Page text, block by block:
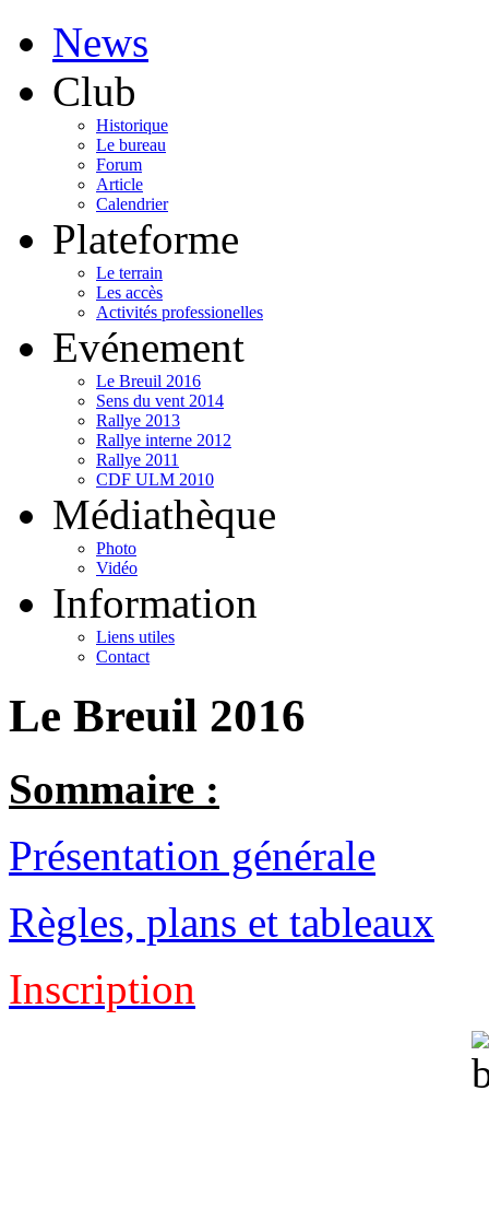
News
Club
Historique
Le bureau
Forum
Article
Calendrier
Plateforme
Le terrain
Les accès
Activités professionelles
Evénement
Le Breuil 2016
Sens du vent 2014
Rallye 2013
Rallye interne 2012
Rallye 2011
CDF ULM 2010
Médiathèque
Photo
Vidéo
Information
Liens utiles
Contact
Le Breuil 2016
Sommaire :
Présentation générale
Règles, plans et tableaux
Inscription